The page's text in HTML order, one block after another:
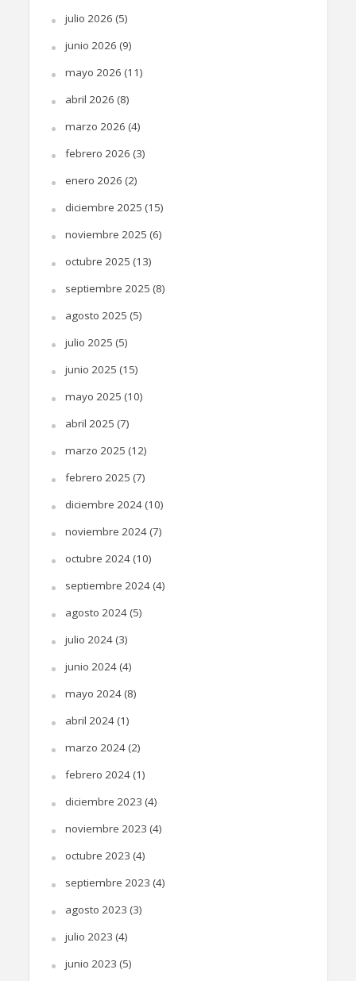
julio 2026 (5)
junio 2026 (9)
mayo 2026 (11)
abril 2026 (8)
marzo 2026 (4)
febrero 2026 (3)
enero 2026 (2)
diciembre 2025 (15)
noviembre 2025 (6)
octubre 2025 (13)
septiembre 2025 (8)
agosto 2025 (5)
julio 2025 (5)
junio 2025 (15)
mayo 2025 (10)
abril 2025 (7)
marzo 2025 (12)
febrero 2025 (7)
diciembre 2024(10)
noviembre 2024(7)
octubre 2024(10)
septiembre 2024(4)
agosto 2024(5)
julio 2024(3)
junio 2024(4)
mayo 2024(8)
abril 2024(1)
marzo 2024(2)
febrero 2024(1)
diciembre 2023 (4)
noviembre 2023 (4)
octubre 2023 (4)
septiembre 2023 (4)
agosto 2023 (3)
julio 2023 (4)
junio 2023 (5)